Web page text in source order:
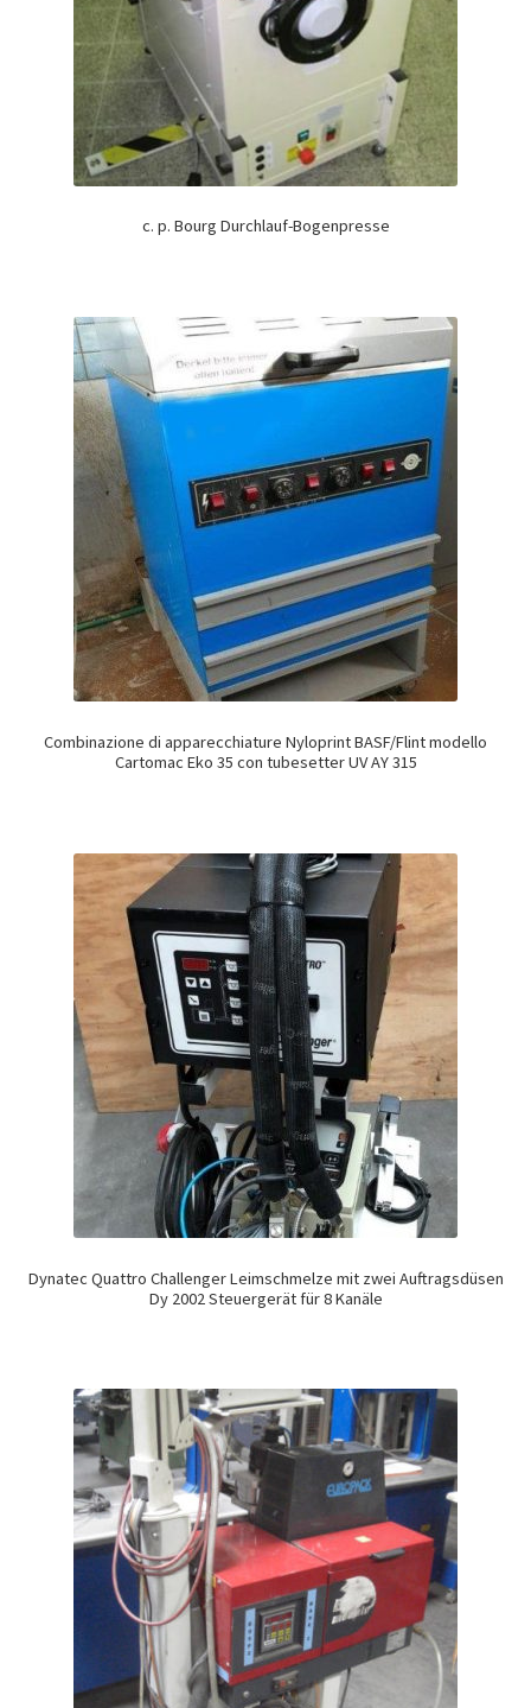
c. p. Bourg Durchlauf-Bogenpresse
Combinazione di apparecchiature Nyloprint BASF/Flint modello
Cartomac Eko 35 con tubesetter UV AY 315
Dynatec Quattro Challenger Leimschmelze mit zwei Auftragsdüsen
Dy 2002 Steuergerät für 8 Kanäle